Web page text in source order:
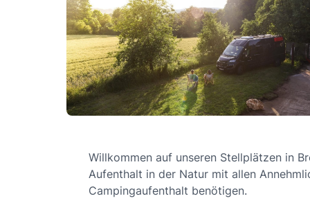
Willkommen auf unseren Stellplätzen in
Aufenthalt in der Natur mit allen
Campingaufenthalt benötigen.